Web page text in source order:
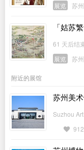
展览
苏
「姑苏
61 天后结
展览
苏
附近的展馆
苏州美
Suzhou
912